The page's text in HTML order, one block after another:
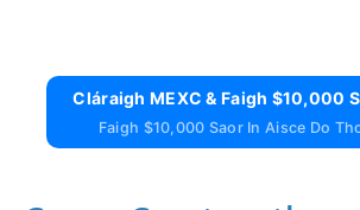
Cláraigh MEXC & Faigh $10,000
Faigh $10,000 Saor In Aisce Do